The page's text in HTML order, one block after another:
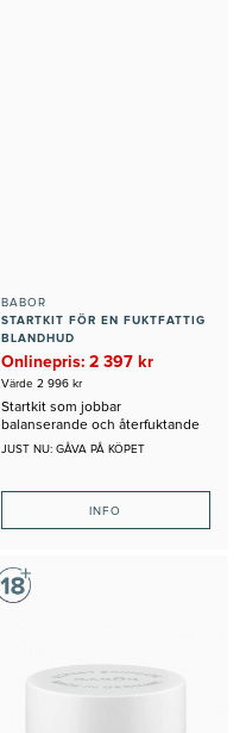
BABOR
STARTKIT FÖR EN FUKTFATTIG
BLANDHUD
Onlinepris: 2 397 kr
Värde 2 996 kr
Startkit som jobbar
balanserande och återfuktande
för en blandhud
JUST NU: GÅVA PÅ KÖPET
INFO